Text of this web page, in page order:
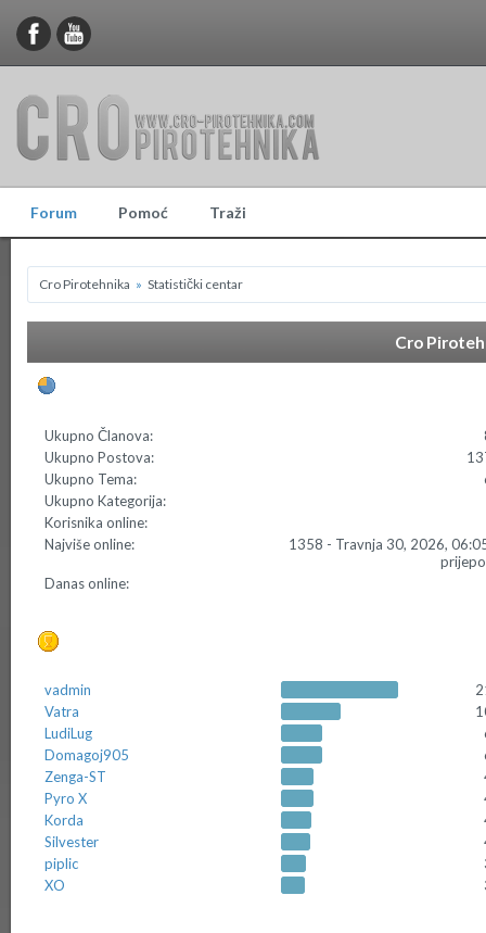
Forum Pomoć Traži
Cro Pirotehnika » Statistički centar
Cro
Ukupno Članova:
Ukupno Postova:
Ukupno Tema:
Ukupno Kategorija:
Korisnika online:
Najviše online:
1358 - Travnja 30, 2026,
Danas online:
vadmin
Vatra
LudiLug
Domagoj905
Zenga-ST
Pyro X
Korda
Silvester
piplic
XO